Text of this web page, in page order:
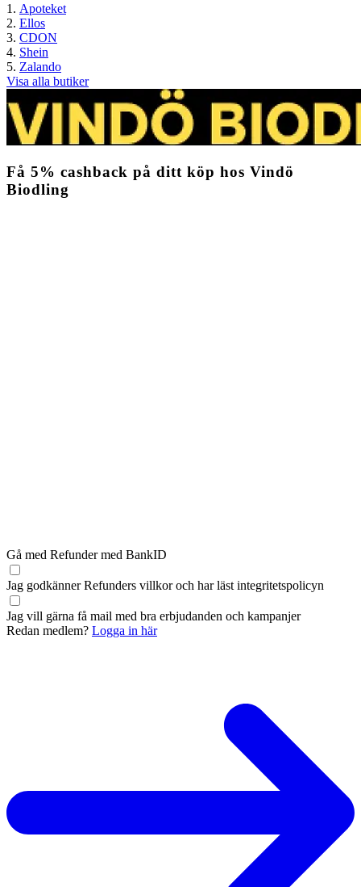
Apoteket
Ellos
CDON
Shein
Zalando
Visa alla butiker
Få 5% cashback på ditt köp hos Vindö
Biodling
Gå med Refunder med BankID
Jag godkänner Refunders villkoroch har läst integritetspolicyn
Jag vill gärna få mail med bra erbjudanden och kampanjer
Redan medlem? Logga in här